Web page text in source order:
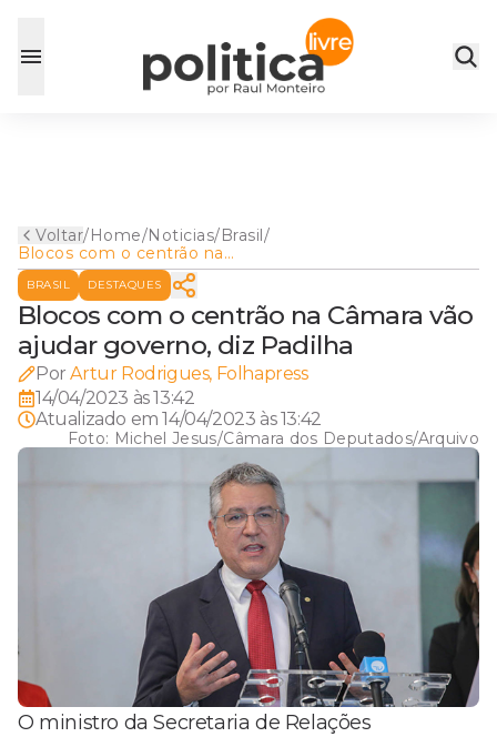
Voltar/Home/Noticias/Brasil/
Blocos com o centrão na
Câmara vão ajudar governo,
diz Padilha
BRASIL DESTAQUES
Blocos com o centrão na Câmara vão
ajudar governo, diz Padilha
Por Artur Rodrigues, Folhapress
14/04/2023 às 13:42
Atualizado em14/04/2023 às 13:42
Foto: Michel Jesus/Câmara dos Deputados/Arquivo
O ministro da Secretaria de Relações